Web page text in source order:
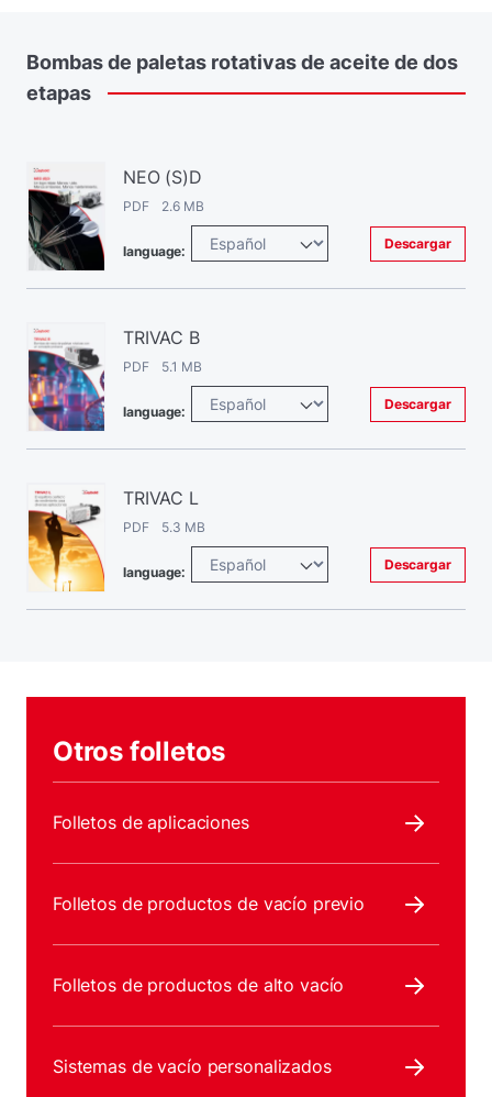
Bombasde paletas rotativasde aceite de dos
etapas
NEO (S)D
PDF 2.6 MB
language: Descargar
TRIVAC B
PDF 5.1 MB
language: Descargar
TRIVAC L
PDF 5.3 MB
language: Descargar
Otros folletos
Folletos de aplicaciones
Folletos de productos de vacío previo
Folletos de productos de alto vacío
Sistemas de vacío personalizados